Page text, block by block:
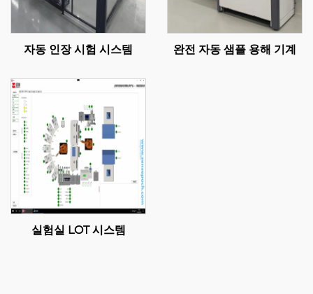
자동 인장 시험 시스템 완전 자동 샘플 용해 기계
실험실 LOT 시스템